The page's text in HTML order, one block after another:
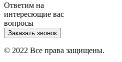
Ответим на
интересющие вас
вопросы
Заказать звонок
© 2022 Все права защищены.